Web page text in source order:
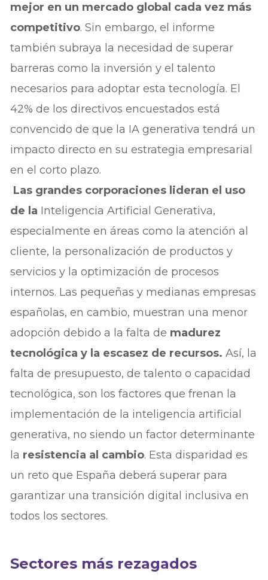
mejor en un mercado global cada vez más
competitivo. Sin embargo, el informe
también subraya la necesidad de superar
barreras como la inversión y el talento
necesarios para adoptar esta tecnología. El
42% de los directivos encuestados está
convencido de que la IA generativa tendrá un
impacto directo en su estrategia empresarial
en el corto plazo.
Las grandes corporaciones lideran el uso
de la Inteligencia Artificial Generativa,
especialmente en áreas como la atención al
cliente, la personalización de productos y
servicios y la optimización de procesos
internos. Las pequeñas y medianas empresas
españolas, en cambio, muestran una menor
adopción debido a la falta de madurez
tecnológica y la escasez de recursos. Así, la
falta de presupuesto, de talento o capacidad
tecnológica, son los factores que frenan la
implementación de la inteligencia artificial
generativa, no siendo un factor determinante
la resistencia al cambio. Esta disparidad es
un reto que España deberá superar para
garantizar una transición digital inclusiva en
todos los sectores.
Sectores más rezagados